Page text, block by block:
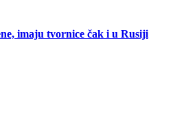
imaju tvornice čak i u Rusiji